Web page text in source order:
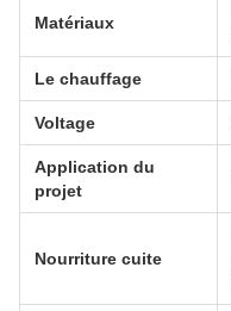
Matériaux
Le chauffage
Voltage
Application du
projet
Nourriture cuite